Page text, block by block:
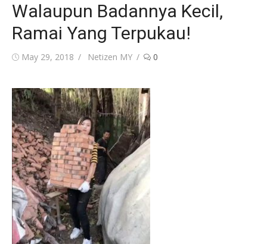
Walaupun Badannya Kecil,
Ramai Yang Terpukau!
Posted
May 29, 2018 Author
Netizen MY 0